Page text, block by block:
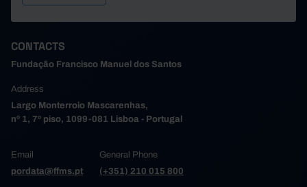
CONTACTS
Fundação Francisco Manuel dos Santos
Address
Largo Monterroio Mascarenhas,
nº 1, 7º piso, 1099-081 Lisboa - Portugal
Email
pordata@ffms.pt
General Phone
(+351) 210 015 800